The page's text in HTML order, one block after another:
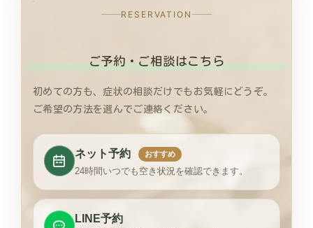
RESERVATION
ご予約・ご相談はこちら
初めての方も、症状の相談だけでもお気軽にどうぞ。
ご希望の方法を選んでご連絡ください。
ネット予約 おすすめ
24時間いつでも空き状況を確認できます。
LINE予約